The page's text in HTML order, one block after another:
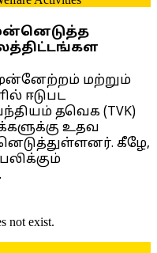
மற்றும்
ஈடுபட
தவெக (TVK)
உதவ
கீழே,
not exist.